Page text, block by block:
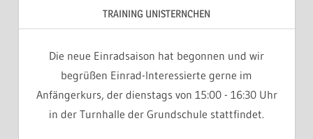
TRAINING UNISTERNCHEN
Die neue Einradsaison hat begonnen und wir
begrüßen Einrad-Interessierte gerne im
Anfängerkurs, der dienstags von 15:00 - 16:30 Uhr
in der Turnhalle der Grundschule stattfindet.